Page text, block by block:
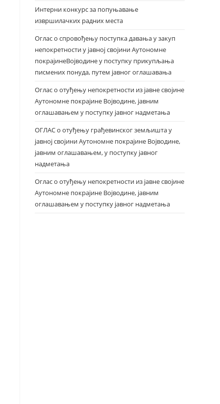
Интерни конкурс за попуњавање
извршилачких радних места
Оглас о спровођењу поступка давања у закуп
непокретности у јавној својини Аутономне
покрајинеВојводине у поступку прикупљања
писмених понуда, путем јавног оглашавања
Оглас о отуђењу непокретности из јавне својине
Аутономне покрајине Војводине, јавним
оглашавањем у поступку јавног надметања
ОГЛАС о отуђењу грађевинског земљишта у
јавној својини Аутономне покрајине Војводине,
јавним оглашавањем, у поступку јавног
надметања
Оглас о отуђењу непокретности из јавне својине
Аутономне покрајине Војводине, јавним
оглашавањем у поступку јавног надметања